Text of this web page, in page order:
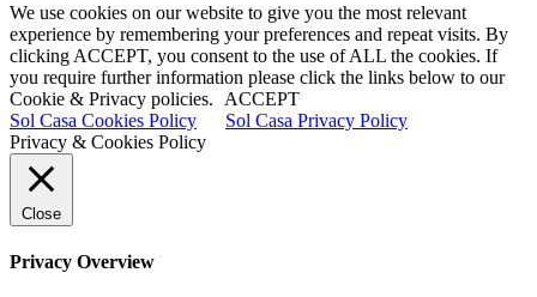
We use cookies on our website to give you the most relevant
experience by remembering your preferences and repeat visits. By
clicking ACCEPT, you consent to the use of ALL the cookies. If
you require further information please click the links below to our
Cookie & Privacy policies.
ACCEPT
Sol Casa Cookies Policy
Sol Casa Privacy Policy
Privacy & Cookies Policy
Close
Privacy Overview